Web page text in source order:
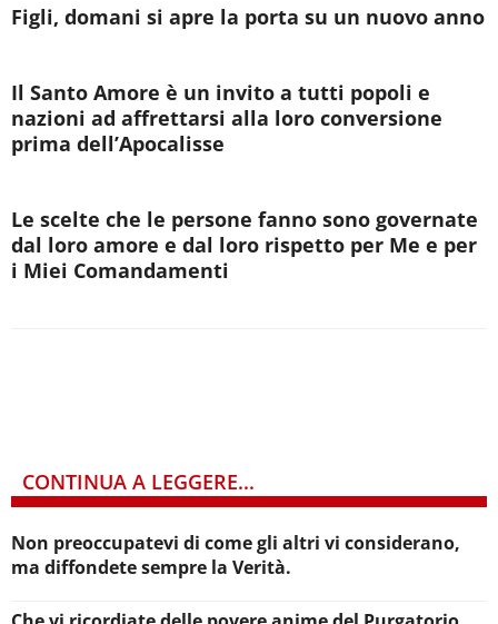
Figli, domani si apre la porta su un nuovo anno
Il Santo Amore è un invito a tutti popoli e
nazioni ad affrettarsi alla loro conversione
prima dell’Apocalisse
Le scelte che le persone fanno sono governate
dal loro amore e dal loro rispetto per Me e per
i Miei Comandamenti
CONTINUA A LEGGERE...
Non preoccupatevi di come gli altri vi considerano,
ma diffondete sempre la Verità.